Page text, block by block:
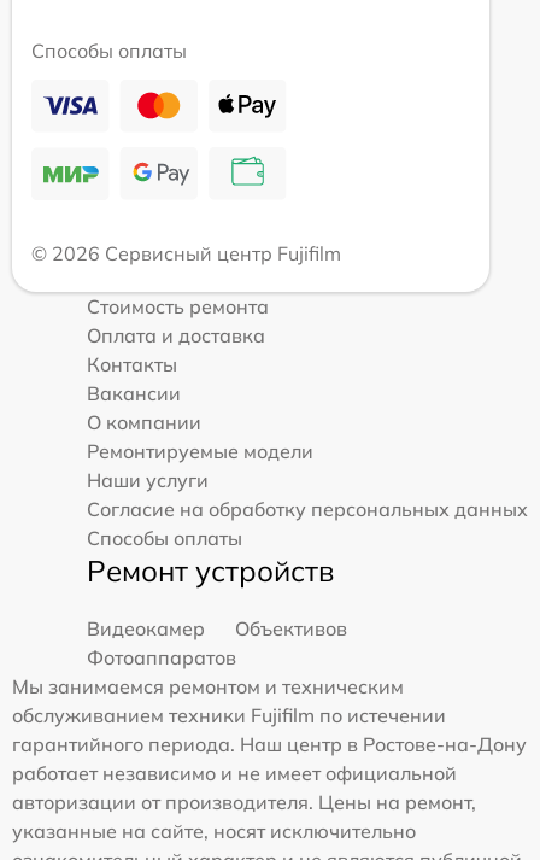
Способы оплаты
© 2026 Сервисный центр Fujifilm
Стоимость ремонта
Оплата и доставка
Контакты
Вакансии
О компании
Ремонтируемые модели
Наши услуги
Согласие на обработку персональных данных
Способы оплаты
Ремонт устройств
Видеокамер
Объективов
Фотоаппаратов
Мы занимаемся ремонтом и техническим
обслуживанием техники Fujifilm по истечении
гарантийного периода. Наш центр в Ростове-на-Дону
работает независимо и не имеет официальной
авторизации от производителя. Цены на ремонт,
указанные на сайте, носят исключительно